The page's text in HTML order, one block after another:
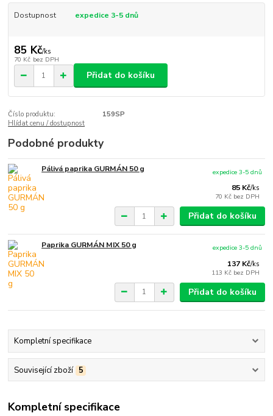
Dostupnost expedice 3-5 dnů
85 Kč/ks
70 Kč bez DPH
Přidat do košíku
Číslo produktu:
159SP
Hlídat cenu / dostupnost
Podobné produkty
Pálivá paprika GURMÁN 50 g
85 Kč/ks
70 Kč bez DPH
expedice 3-5 dnů
Přidat do košíku
Paprika GURMÁN MIX 50 g
137 Kč/ks
113 Kč bez DPH
expedice 3-5 dnů
Přidat do košíku
Kompletní specifikace
Související zboží 5
Kompletní specifikace